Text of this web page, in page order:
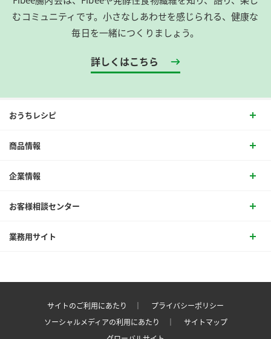
むコミュニティです。​小さなしあわせを感じられる、健康な
毎日を一緒につくりましょう。
詳しくはこちら
おうちレシピ
商品情報
企業情報
お客様相談センター
業務用サイト
サイトのご利用にあたり ｜
プライバシーポリシー
ソーシャルメディアの利用にあたり ｜
サイトマップ